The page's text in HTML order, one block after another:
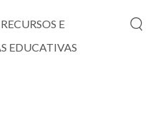
E
EDUCATIVAS